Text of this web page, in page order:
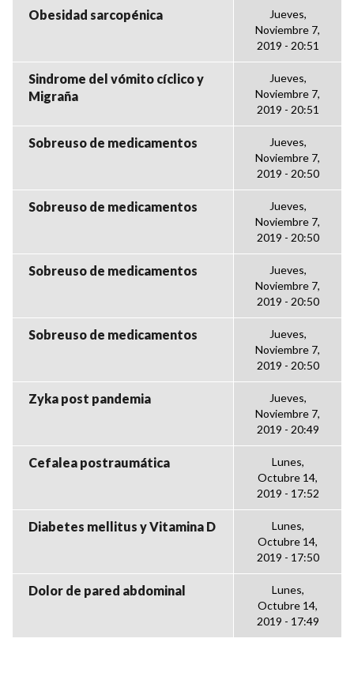
Obesidad sarcopénica
Jueves,
Noviembre 7,
2019 - 20:51
Sindrome del vómito cíclico y
Migraña
Jueves,
Noviembre 7,
2019 - 20:51
Sobreuso de medicamentos
Jueves,
Noviembre 7,
2019 - 20:50
Sobreuso de medicamentos
Jueves,
Noviembre 7,
2019 - 20:50
Sobreuso de medicamentos
Jueves,
Noviembre 7,
2019 - 20:50
Sobreuso de medicamentos
Jueves,
Noviembre 7,
2019 - 20:50
Zyka post pandemia
Jueves,
Noviembre 7,
2019 - 20:49
Cefalea postraumática
Lunes,
Octubre 14,
2019 - 17:52
Diabetes mellitus y Vitamina D
Lunes,
Octubre 14,
2019 - 17:50
Dolor de pared abdominal
Lunes,
Octubre 14,
2019 - 17:49